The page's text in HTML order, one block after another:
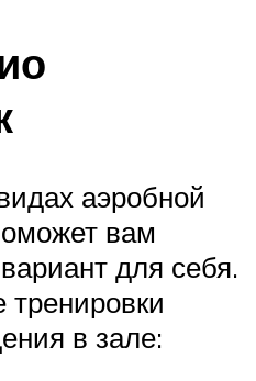
аэробной
вам
для себя.
тренировки
в зале: